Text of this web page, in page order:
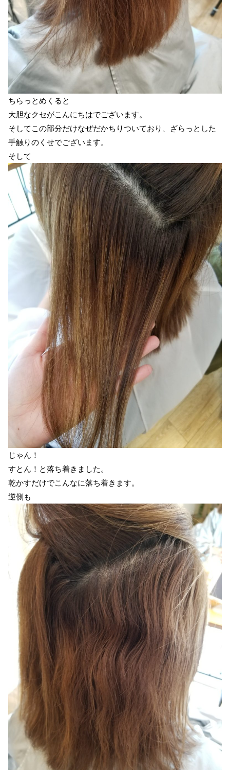
ちらっとめくると
大胆なクセがこんにちはでございます。
そしてこの部分だけなぜだかちりついており、ざらっとした
手触りのくせでございます。
そして
じゃん！
すとん！と落ち着きました。
乾かすだけでこんなに落ち着きます。
逆側も